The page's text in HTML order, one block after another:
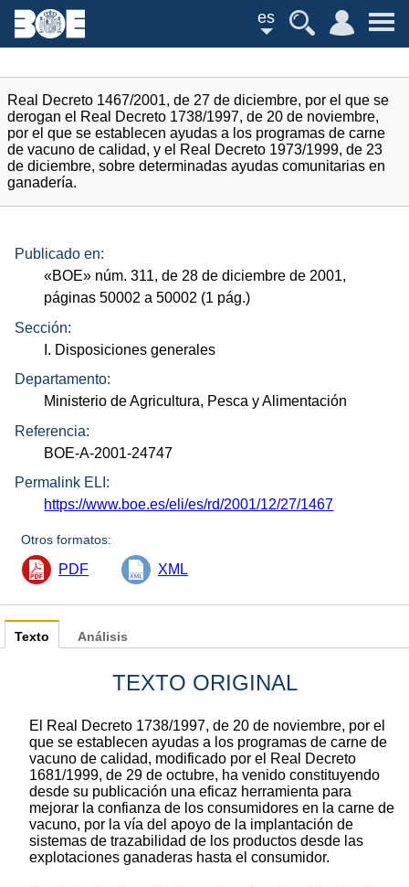
es
Real Decreto 1467/2001, de 27 de diciembre, por el que se
derogan el Real Decreto 1738/1997, de 20 de noviembre,
por el que se establecen ayudas a los programas de carne
de vacuno de calidad, y el Real Decreto 1973/1999, de 23
de diciembre, sobre determinadas ayudas comunitarias en
ganadería.
Publicado en:
«BOE» núm. 311, de 28 de diciembre de 2001,
páginas 50002 a 50002 (1 pág.)
Sección:
I. Disposiciones generales
Departamento:
Ministerio de Agricultura, Pesca y Alimentación
Referencia:
BOE-A-2001-24747
Permalink ELI:
https://www.boe.es/eli/es/rd/2001/12/27/1467
Otros formatos:
PDF XML
Texto
TEXTO ORIGINAL
El Real Decreto 1738/1997, de 20 de noviembre, por el
que se establecen ayudas a los programas de carne de
vacuno de calidad, modificado por el Real Decreto
1681/1999, de 29 de octubre, ha venido constituyendo
desde su publicación una eficaz herramienta para
mejorar la confianza de los consumidores en la carne de
vacuno, por la vía del apoyo de la implantación de
sistemas de trazabilidad de los productos desde las
explotaciones ganaderas hasta el consumidor.
Análisis